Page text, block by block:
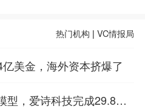
热门机构 |VC情报局
美金，海外资本挤爆了
型，爱诗科技完成29.8亿